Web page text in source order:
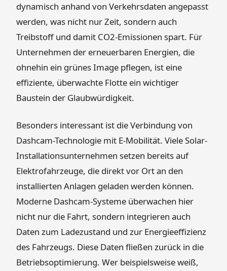
dynamisch anhand von Verkehrsdaten angepasst
werden, was nicht nur Zeit, sondern auch
Treibstoff und damit CO2-Emissionen spart. Für
Unternehmen der erneuerbaren Energien, die
ohnehin ein grünes Image pflegen, ist eine
effiziente, überwachte Flotte ein wichtiger
Baustein der Glaubwürdigkeit.
Besonders interessant ist die Verbindung von
Dashcam-Technologie mit E-Mobilität. Viele Solar-
Installationsunternehmen setzen bereits auf
Elektrofahrzeuge, die direkt vor Ort an den
installierten Anlagen geladen werden können.
Moderne Dashcam-Systeme überwachen hier
nicht nur die Fahrt, sondern integrieren auch
Daten zum Ladezustand und zur Energieeffizienz
des Fahrzeugs. Diese Daten fließen zurück in die
Betriebsoptimierung. Wer beispielsweise weiß,